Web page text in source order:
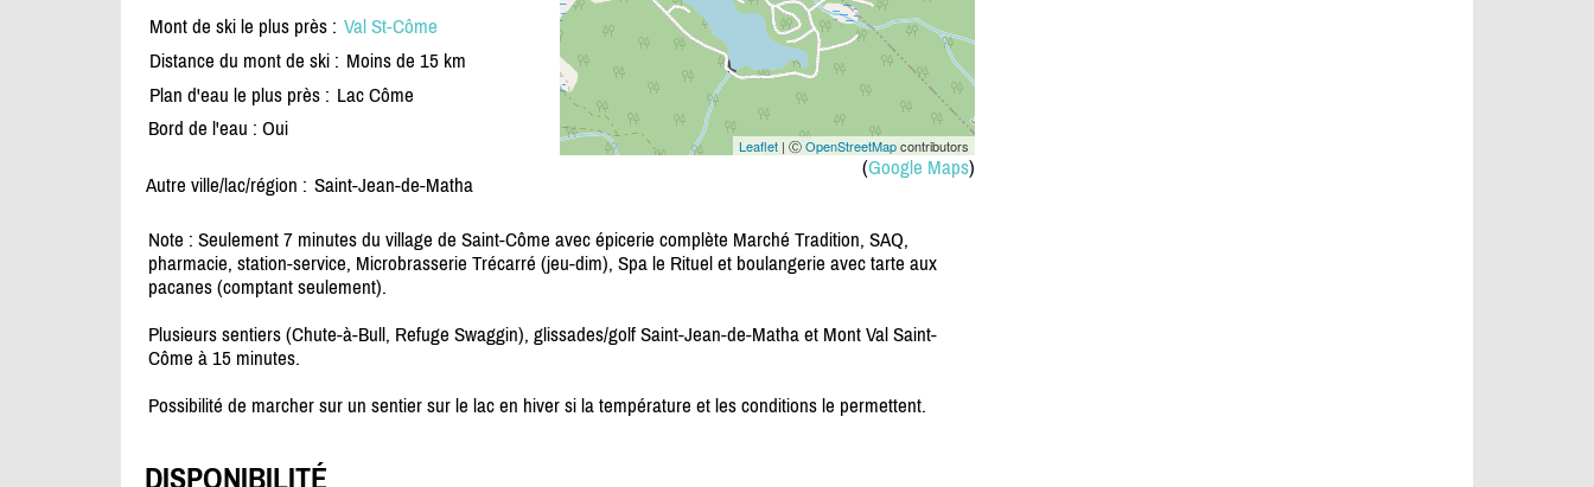
Leaflet | ⒸOpenStreetMapcontributors
(Google Maps)
Mont de ski le plus près : Val St-Côme
Distance du mont de ski : Moins de 15 km
Plan d'eau le plus près : Lac Côme
Bord de l'eau : Oui
Autre ville/lac/région : Saint-Jean-de-Matha
Note : Seulement 7 minutes du village de Saint-Côme avec épicerie complète Marché Tradition, SAQ,
pharmacie, station-service, Microbrasserie Trécarré (jeu-dim), Spa le Rituel et boulangerie avec tarte aux
pacanes (comptant seulement).
Plusieurs sentiers (Chute-à-Bull, Refuge Swaggin), glissades/golf Saint-Jean-de-Matha et Mont Val Saint-
Côme à 15 minutes.
Possibilité de marcher sur un sentier sur le lac en hiver si la température et les conditions le permettent.
DISPONIBILITÉ